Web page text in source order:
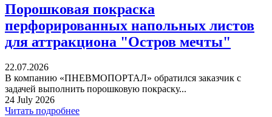
Порошковая покраска
перфорированных напольных листов
для аттракциона "Остров мечты"
22.07.2026
В компанию «ПНЕВМОПОРТАЛ» обратился заказчик с
задачей выполнить порошковую покраску...
24 July 2026
Читать подробнее